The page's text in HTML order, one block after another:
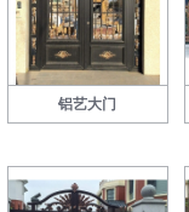
铝艺大门